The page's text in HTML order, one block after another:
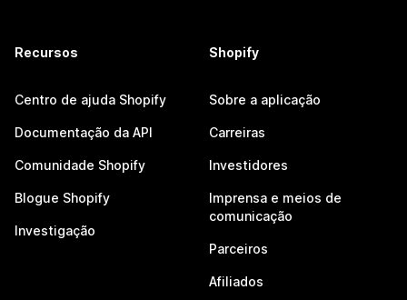
Recursos
Centro de ajuda Shopify
Documentação da API
Comunidade Shopify
Blogue Shopify
Investigação
Shopify
Sobre a aplicação
Carreiras
Investidores
Imprensa e meios de
comunicação
Parceiros
Afiliados